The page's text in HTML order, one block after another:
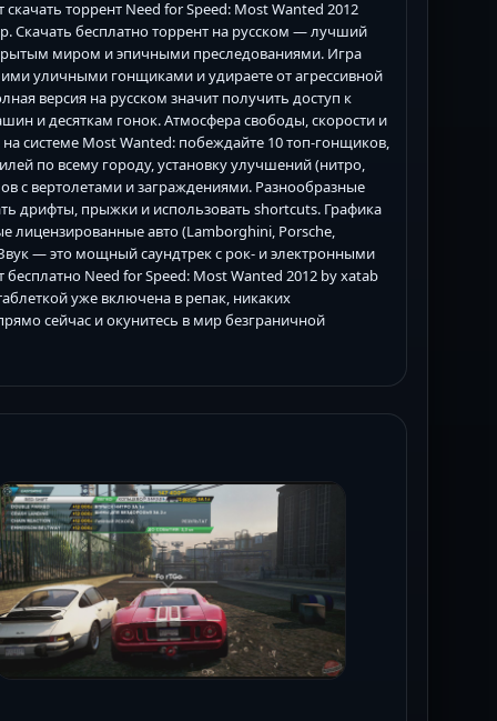
торрент Need for Speed: Most Wanted 2012
Скачать бесплатно торрент на русском — лучший
миром и эпичными преследованиями. Игра
уличными гонщиками и удираете от агрессивной
версия на русском значит получить доступ к
и десяткам гонок. Атмосфера свободы, скорости и
системе Most Wanted: побеждайте 10 топ-гонщиков,
по всему городу, установку улучшений (нитро,
с вертолетами и заграждениями. Разнообразные
дрифты, прыжки и использовать shortcuts. Графика
лицензированные авто (Lamborghini, Porsche,
— это мощный саундтрек с рок- и электронными
Need for Speed: Most Wanted 2012 by xatab
уже включена в репак, никаких
сейчас и окунитесь в мир безграничной